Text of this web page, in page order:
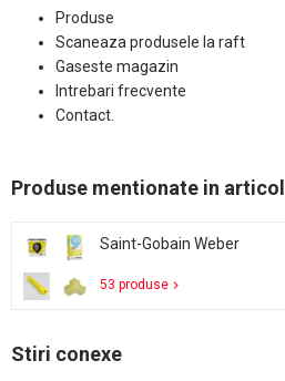
Produse
Scaneaza produsele la raft
Gaseste magazin
Intrebari frecvente
Contact.
Produse mentionate in articol
Saint-Gobain Weber
53 produse
Stiri conexe